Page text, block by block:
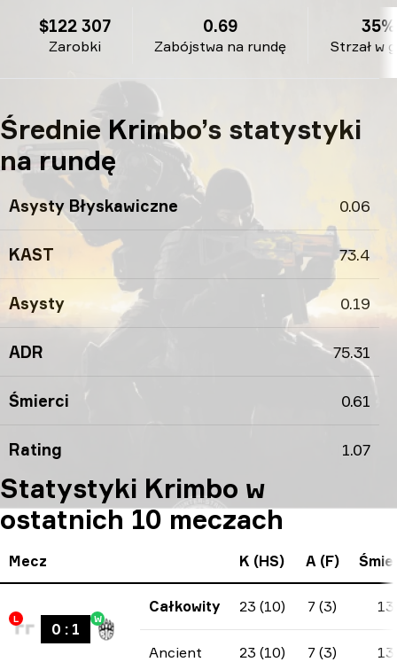
Zarobki
$122 307
Zabójstwa na rundę
0.69
Strzał w
35%
Średnie Krimbo’s statystyki
na rundę
Asysty Błyskawiczne 0.06
KAST 73.4
Asysty 0.19
ADR 75.31
Śmierci 0.61
Rating 1.07
Statystyki Krimbo w
ostatnich 10 meczach
Mecz K (HS) A (F)
L
0 : 1
W
Całkowity 23 (10) 7 (3) 13
Ancient 23 (10) 7 (3) 13